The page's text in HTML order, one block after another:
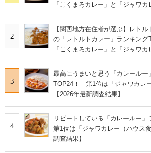
「こくまろカレー」と「ジャワカ
2
【関西地方在住者が選ぶ】レト
の「レトルトカレー」ランキン
「こくまろカレー」と「ジャワカ
3
最高にうまいと思う「カレールー
TOP24！ 第1位は「ジャワカレー
【2026年最新調査結果】
4
リピートしている「カレールー
第1位は「ジャワカレー（ハウス
調査結果】